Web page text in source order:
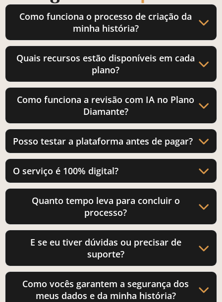
Como funciona o processo de criação da
minha história?
Quais recursos estão disponíveis em cada
plano?
Como funciona a revisão com IA no Plano
Diamante?
Posso testar a plataforma antes de pagar?
O serviço é 100% digital?
Quanto tempo leva para concluir o
processo?
E se eu tiver dúvidas ou precisar de
suporte?
Como vocês garantem a segurança dos
meus dados e da minha história?